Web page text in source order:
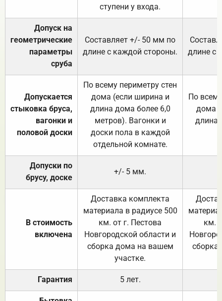
ступени у входа.
Допуск на
геометрические
параметры
сруба
Составляет +/- 50 мм по
длине с каждой стороны.
длине с
Допускается
стыковка бруса,
вагонки и
половой доски
По всему периметру стен
дома (если ширина и
длина дома более 6,0
метров). Вагонки и
доски пола в каждой
отдельной комнате.
По
дома
длина
Допуски по
брусу, доске
+/- 5 мм.
В стоимость
включена
Доставка комплекта
материала в радиусе 500
км. от г. Пестова
Новгородской области и
сборка дома на вашем
участке.
км.
Гарантия 5 лет.